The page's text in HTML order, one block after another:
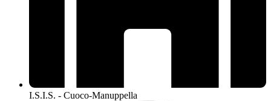
I.S.I.S. - Cuoco-Manuppella